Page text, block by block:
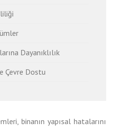
Dayanıklılık
Çevre Dostu
binanın yapısal hatalarını